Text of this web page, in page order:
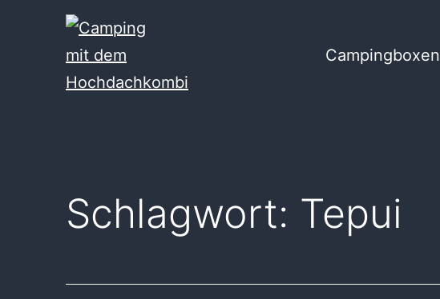
springen
Campingboxen
Schlagwort: Tepui